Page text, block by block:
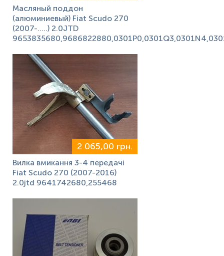
Масляный поддон
(алюминиевый) Fiat Scudo 270
(2007-.....) 2.0JTD
2 065,00 грн.
Вилка вмикання 3-4 передачі
Fiat Scudo 270 (2007-2016)
2.0jtd 9641742680,255468